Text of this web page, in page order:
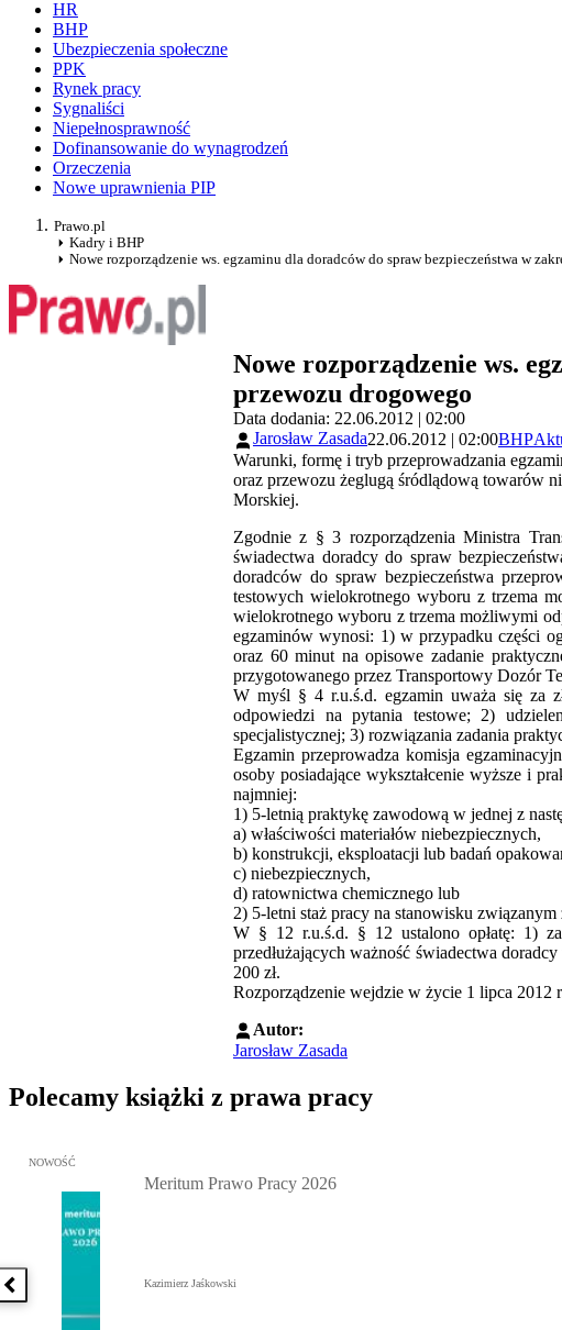
HR
BHP
Ubezpieczenia społeczne
PPK
Rynek pracy
Sygnaliści
Niepełnosprawność
Dofinansowanie do wynagrodzeń
Orzeczenia
Nowe uprawnienia PIP
Prawo.pl
Kadry i BHP
Nowe rozporządzenie ws. egzaminu dla doradców do spraw bezpieczeństwa w
Nowe rozporządzenie ws.
przewozu drogowego
Data dodania: 22.06.2012 | 02:00
Jarosław Zasada22.06.2012 | 02:00BHP
Warunki, formę i tryb przeprowadzania
oraz przewozu żeglugą śródlądową towarów
Morskiej.
Zgodnie z § 3 rozporządzenia Ministra
świadectwa doradcy do spraw
doradców do spraw bezpieczeństwa
testowych wielokrotnego wyboru z trzema
wielokrotnego wyboru z trzema możliwymi
egzaminów wynosi: 1) w przypadku części
oraz 60 minut na opisowe zadanie
przygotowanego przez Transportowy Dozór
W myśl § 4 r.u.ś.d. egzamin uważa się za
odpowiedzi na pytania testowe; 2)
specjalistycznej; 3) rozwiązania zadania
Egzamin przeprowadza komisja
osoby posiadające wykształcenie wyższe i
najmniej:
1) 5-letnią praktykę zawodową w jednej z
a) właściwości materiałów niebezpiecznych,
b) konstrukcji, eksploatacji lub badań
c) niebezpiecznych,
d) ratownictwa chemicznego lub
2) 5-letni staż pracy na stanowisku
W § 12 r.u.ś.d. § 12 ustalono opłatę: 1)
przedłużających ważność świadectwa
200 zł.
Rozporządzenie wejdzie w życie 1 lipca 2012
Autor:
Jarosław Zasada
Polecamy książki z prawa pracy
Poprzednia książka
Przejdź do: Meritum Prawo Pracy 2026, Kazimierz Jaśkowski - otwiera się w
NOWOŚĆ
Meritum Prawo Pracy 2026
Kazimierz Jaśkowski